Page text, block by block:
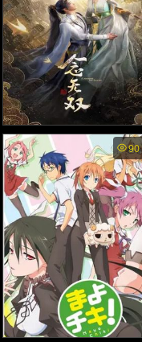
Nian Wushuang พากย์ไทย
- ขณะหนึ่งชั่วนิจนิรันดร์ (2
024)
90